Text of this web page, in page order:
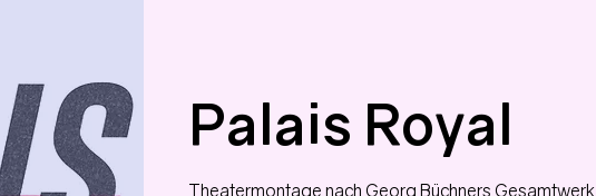
Palais Royal
Theatermontage nach Georg Büchners Gesamtwerk |